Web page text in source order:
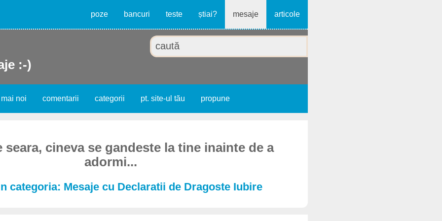
poze bancuri teste știai? mesaje articole
:-)
noi comentarii categorii pt. site-ul tău propune
seara, cineva se gandeste la tine inainte de a
adormi...
categoria: Mesaje cu Declaratii de Dragoste Iubire